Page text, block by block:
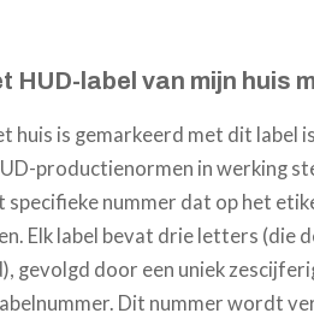
HUD-label van mijn huis
huis is gemarkeerd met dit label
productienormen in werking
specifieke nummer dat op het
Elk label bevat drie letters (die
gevolgd door een uniek
Dit nummer wordt